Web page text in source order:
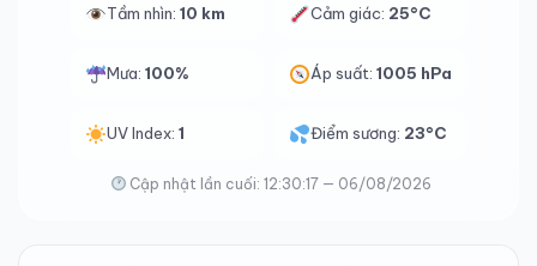
Tầm nhìn: 10 km Cảm giác: 25°C
Mưa: 100% Áp suất:1005 hPa
UV Index: 1 Điểm sương: 23°C
Cập nhật lần cuối: 12:30:17 — 06/08/2026